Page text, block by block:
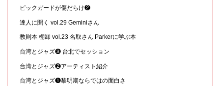
ピックガードが傷だらけ❷
達人に聞く vol.29 Geminiさん
教則本 棚卸 vol.23 名取さん Parkerに学ぶ本
台湾とジャズ❸ 台北でセッション
台湾とジャズ❷アーティスト紹介
台湾とジャズ❶黎明期ならではの面白さ